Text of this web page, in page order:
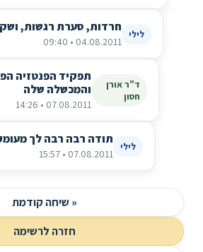
לילי חרדות, סערת רגשות,
04.08.2011 • 09:40
ד"ר אורן
חסון
תפקיד הפנטזיה
והמכשלה שלה
07.08.2011 • 14:26
לילי תודה רבה רבה לך
07.08.2011 • 15:57
« שיחה קודמת
חזרה לרשימה